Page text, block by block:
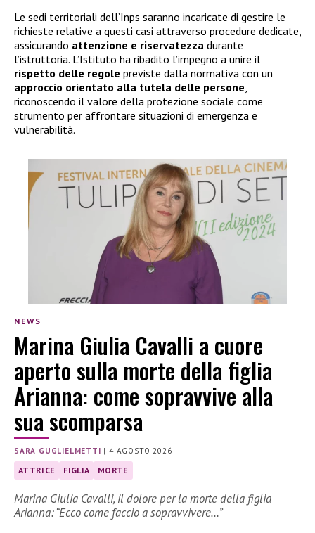
Le sedi territoriali dell’Inps saranno incaricate di gestire le
richieste relative a questi casi attraverso procedure dedicate,
assicurando attenzione e riservatezza durante
l’istruttoria. L’Istituto ha ribadito l’impegno a unire il
rispetto delle regole previste dalla normativa con un
approccio orientato alla tutela delle persone
riconoscendo il valore della protezione sociale come
strumento per affrontare situazioni di emergenza e
vulnerabilità.
NEWS
Marina Giulia Cavalli a cuore
aperto sulla morte della figlia
Arianna: come sopravvive alla
sua scomparsa
SARA GUGLIELMETTI |4 AGOSTO 2026
ATTRICE FIGLIA MORTE
Marina Giulia Cavalli, il dolore per la morte della figlia
Arianna: “Ecco come faccio a sopravvivere…”